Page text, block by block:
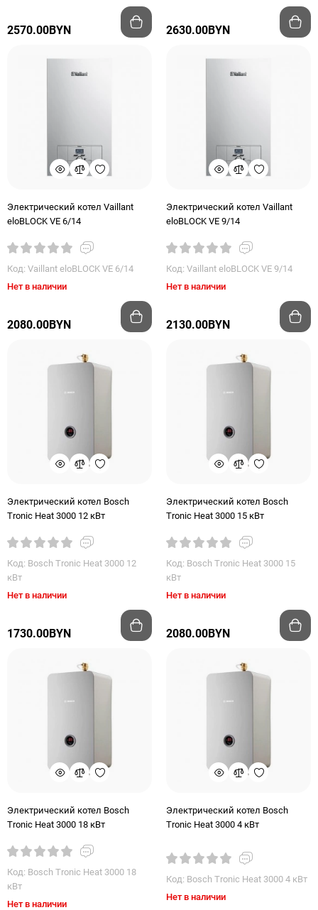
2570.00BYN 2630.00BYN
Электрический котел Vaillant
eloBLOCK VE 6/14
Код: Vaillant eloBLOCK VE 6/14
Нет в наличии
2080.00BYN
Электрический котел Vaillant
eloBLOCK VE 9/14
Код: Vaillant eloBLOCK VE 9/14
Нет в наличии
2130.00BYN
Электрический котел Bosch
Tronic Heat 3000 12 кВт
Код: Bosch Tronic Heat 3000 12
кВт
Нет в наличии
1730.00BYN
Электрический котел Bosch
Tronic Heat 3000 15 кВт
Код: Bosch Tronic Heat 3000 15
кВт
Нет в наличии
2080.00BYN
Электрический котел Bosch
Tronic Heat 3000 18 кВт
Код: Bosch Tronic Heat 3000 18
кВт
Нет в наличии
Электрический котел Bosch
Tronic Heat 3000 4 кВт
Код: Bosch Tronic Heat 3000 4 кВт
Нет в наличии